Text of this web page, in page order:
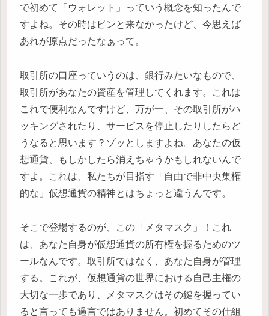
で初めて「ウォレット」っていう概念を知ったんで
すよね。その時はピンと来なかったけど、今思えば
あれが原点だったなぁって。
取引所の口座っていうのは、銀行みたいなもので、
取引所があなたの資産を管理してくれます。これは
これで便利なんですけど、万が一、その取引所がハ
ッキングされたり、サービスを停止したりしたらど
うなると思います？ゾッとしますよね。あなたの仮
想通貨、もしかしたら消えちゃうかもしれないんで
すよ。これは、私たちが目指す「自由で非中央集権
的な」仮想通貨の精神とはちょっと違うんです。
そこで登場するのが、この「メタマスク」！これ
は、あなた自身が仮想通貨の所有権を握るためのツ
ールなんです。取引所ではなく、あなた自身が管理
する。これが、仮想通貨の世界における自己主権の
大切な一歩であり、メタマスクはその鍵を握ってい
ると言っても過言ではありません。初めてその仕組